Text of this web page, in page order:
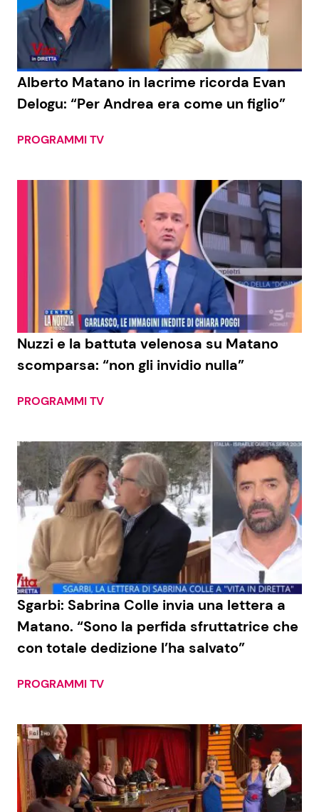
Economia
Persone Scomparse
Fiction e Serie TV
Programmi TV
ShowBiz
News Spettacolo
Social News
News dal mondo
Benessere
Mondo Mamma
News benessere
Salute
Viaggi e Turismo
Festività
Cucina e Ricette
Le Ricette in TV
Primi Piatti
Ricette Facili e Veloci
Ricette Feste
Ricette per Bambini
Seguici
Info
Chi siamo
Alberto Matano in lacrime ricorda Evan
Delogu: “Per Andrea era come un figlio”
PROGRAMMI TV
Nuzzi e la battuta velenosa su Matano
scomparsa: “non gli invidio nulla”
PROGRAMMI TV
Sgarbi: Sabrina Colle invia una lettera a
Matano. “Sono la perfida sfruttatrice che
con totale dedizione l’ha salvato”
PROGRAMMI TV